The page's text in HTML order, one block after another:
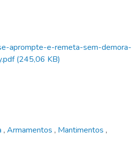
aprompte-e-remeta-sem-demora-
(245,06 KB)
, Armamentos , Mantimentos ,